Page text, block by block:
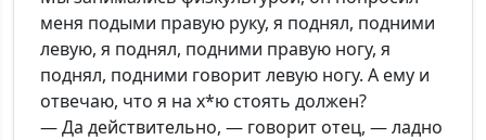
меня подыми правую руку, я поднял, подними
левую, я поднял, подними правую ногу, я
поднял, подними говорит левую ногу. А ему и
отвечаю, что я на х*ю стоять должен?
— Да действительно, — говорит отец, — ладно